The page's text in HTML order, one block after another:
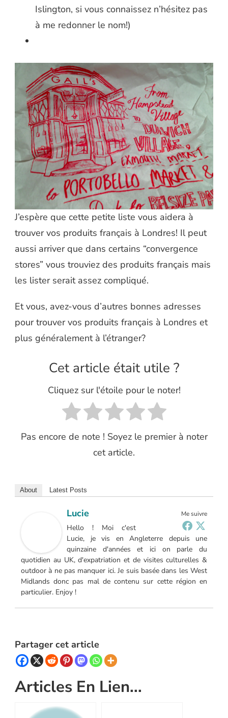
Islington, si vous connaissez n’hésitez pas
à me redonner le nom!)
J’espère que cette petite liste vous aidera à
trouver vos produits français à Londres! Il peut
aussi arriver que dans certains “convergence
stores” vous trouviez des produits français mais
les lister serait assez compliqué.
Et vous, avez-vous d’autres bonnes adresses
pour trouver vos produits français à Londres et
plus généralement à l’étranger?
Cet article était utile ?
Cliquez sur l'étoile pour le noter!
Pas encore de note ! Soyez le premier à noter
cet article.
About Latest Posts
Me suivre
Lucie
Hello ! Moi c'est
Lucie, je vis en Angleterre depuis une
quinzaine d'années et ici on parle du
quotidien au UK, d'expatriation et de visites culturelles &
outdoor à ne pas manquer ici. Je suis basée dans les West
Midlands donc pas mal de contenu sur cette région en
particulier. Enjoy !
Partager cet article
Articles En Lien...